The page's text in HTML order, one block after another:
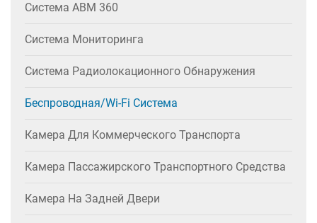
Система АВМ 360
Система Мониторинга
Система Радиолокационного Обнаружения
Беспроводная/Wi-Fi Система
Камера Для Коммерческого Транспорта
Камера Пассажирского Транспортного Средства
Камера На Задней Двери